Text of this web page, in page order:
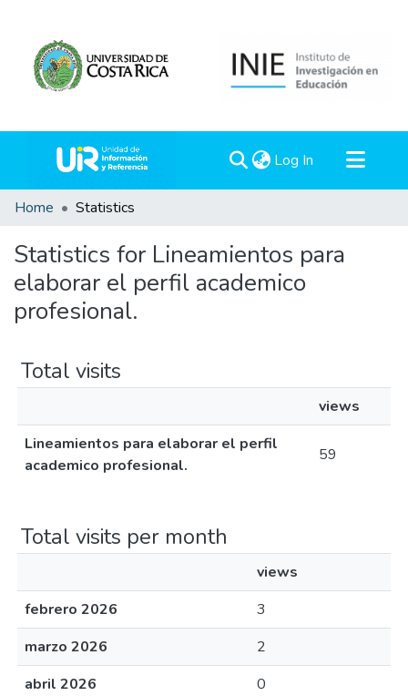
Log In (current)
Communities & Collections
Home Statistics
Statistics for Lineamientos para
elaborar el perfil academico
profesional.
Total visits
views
Lineamientos para elaborar el perfil
academico profesional.
59
Total visits per month
views
febrero 2026
3
marzo 2026
2
abril 2026
0